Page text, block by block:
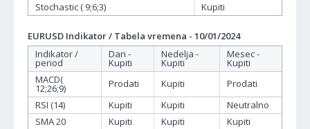
Stochastic ( 9;6;3)
Kupiti
EURUSD Indikator / Tabela vremena - 10/01/2024
Indikator /
period
Dan -
Kupiti
Nedelja -
Kupiti
Mesec -
Kupiti
MACD(
12;26;9) Prodati Kupiti
Prodati
RSI (14)
Kupiti Kupiti
Neutralno
SMA 20
Kupiti Kupiti Kupiti